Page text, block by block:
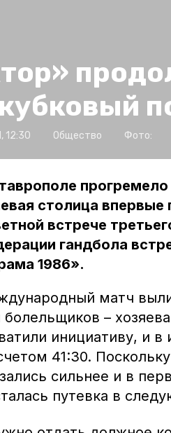
12:30 Общество Фото:
столица
встрече
гандбола
1986».
матч
болельщиков –
инициативу, и
41:30.
сильнее и в
путевка в